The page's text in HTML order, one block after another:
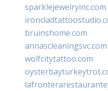
sparklejewelryinc.com
bruinshome.com
annascleaningsvc.com
wolfcitytattoo.com